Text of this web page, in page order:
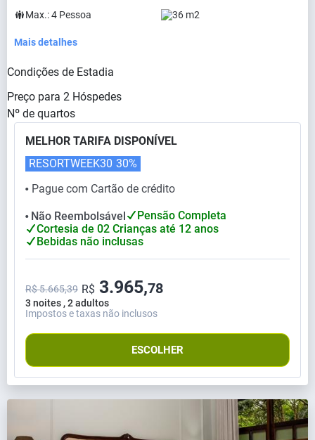
Max.:4 Pessoa 36 m2
Mais detalhes
Condições de Estadia
Preço para 2 Hóspedes
Nº de quartos
MELHOR TARIFA DISPONÍVEL
⬤ Pague com Cartão de crédito
RESORTWEEK30 30%
⬤ Não Reembolsável
Pensão Completa
Cortesia de 02 Crianças até 12 anos
Bebidas não inclusas
3 noites , 2 adultos
R$ 5.665,39 R$ 3.965,78
Impostos e taxas não inclusos
ESCOLHER